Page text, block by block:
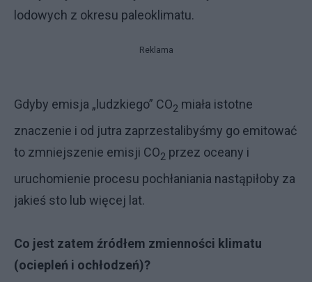
lodowych z okresu paleoklimatu.
Reklama
Gdyby emisja „ludzkiego” CO2 miała istotne
znaczenie i od jutra zaprzestalibyśmy go emitować
to zmniejszenie emisji CO2 przez oceany i
uruchomienie procesu pochłaniania nastąpiłoby za
jakieś sto lub więcej lat.
Co jest zatem źródłem zmienności klimatu
(ociepleń i ochłodzeń)?